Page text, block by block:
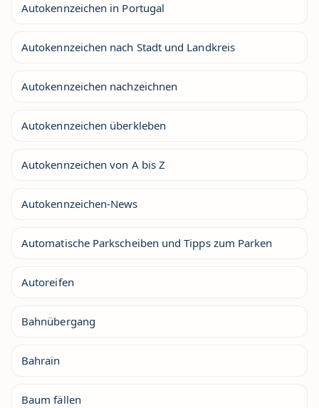
Autokennzeichen in Portugal
Autokennzeichen nach Stadt und Landkreis
Autokennzeichen nachzeichnen
Autokennzeichen überkleben
Autokennzeichen von A bis Z
Autokennzeichen-News
Automatische Parkscheiben und Tipps zum Parken
Autoreifen
Bahnübergang
Bahrain
Baum fällen